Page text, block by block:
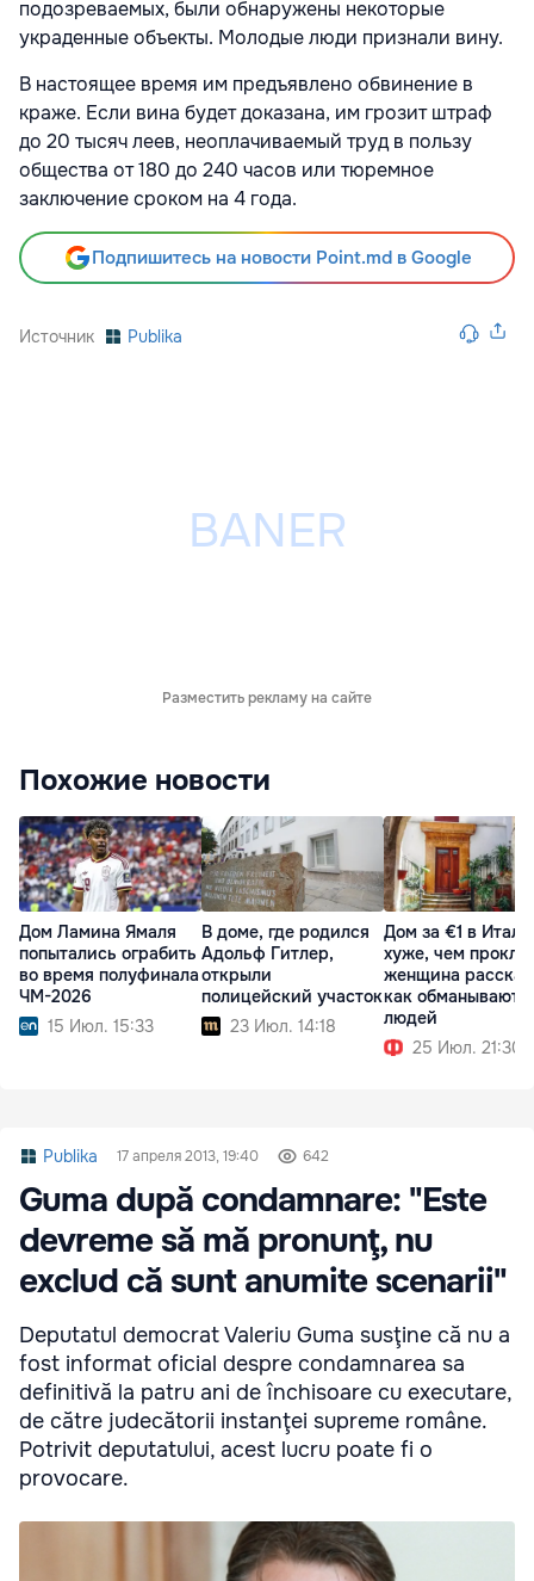
подозреваемых, были обнаружены некоторые
украденные объекты. Молодые люди признали вину.
В настоящее время им предъявлено обвинение в
краже. Если вина будет доказана, им грозит штраф
до 20 тысяч леев, неоплачиваемый труд в пользу
общества от 180 до 240 часов или тюремное
заключение сроком на 4 года.
Подпишитесь на новости Point.md в Google
Источник Publika
Разместить рекламу на сайте
Похожие новости
Дом Ламина Ямаля
попытались ограбить
во время полуфинала
ЧМ-2026
15 Июл. 15:33
В доме, где родился
Адольф Гитлер,
открыли
полицейский участок
23 Июл. 14:18
Дом за €1 в
хуже, чем
женщина
как обманывают
людей
25 Июл. 21:30
Publika 17 апреля 2013, 19:40 642
Guma după condamnare: "Este
devreme să mă pronunţ, nu
exclud că sunt anumite scenarii"
Deputatul democrat Valeriu Guma susţine că nu a
fost informat oficial despre condamnarea sa
definitivă la patru ani de închisoare cu executare,
de către judecătorii instanţei supreme române.
Potrivit deputatului, acest lucru poate fi o
provocare.